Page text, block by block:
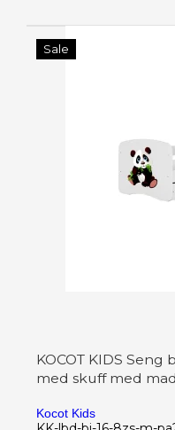
Sale
KOCOT KIDS
med skuff med
Kocot Kids